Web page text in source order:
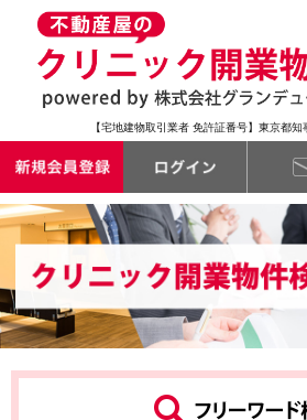
【宅地建物取引業者 免許証番号】東京都